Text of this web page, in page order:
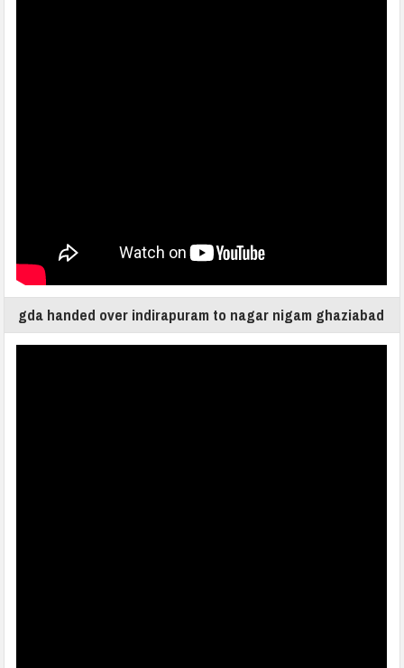
gda handed over indirapuram to nagar nigam ghaziabad